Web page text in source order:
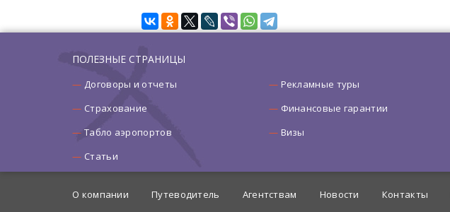
ПОЛЕЗНЫЕ СТРАНИЦЫ
Договоры и отчеты
Рекламные туры
Страхование
Финансовые гарантии
Табло аэропортов
Визы
Статьи
О компании Путеводитель Агентствам Новости Контакты